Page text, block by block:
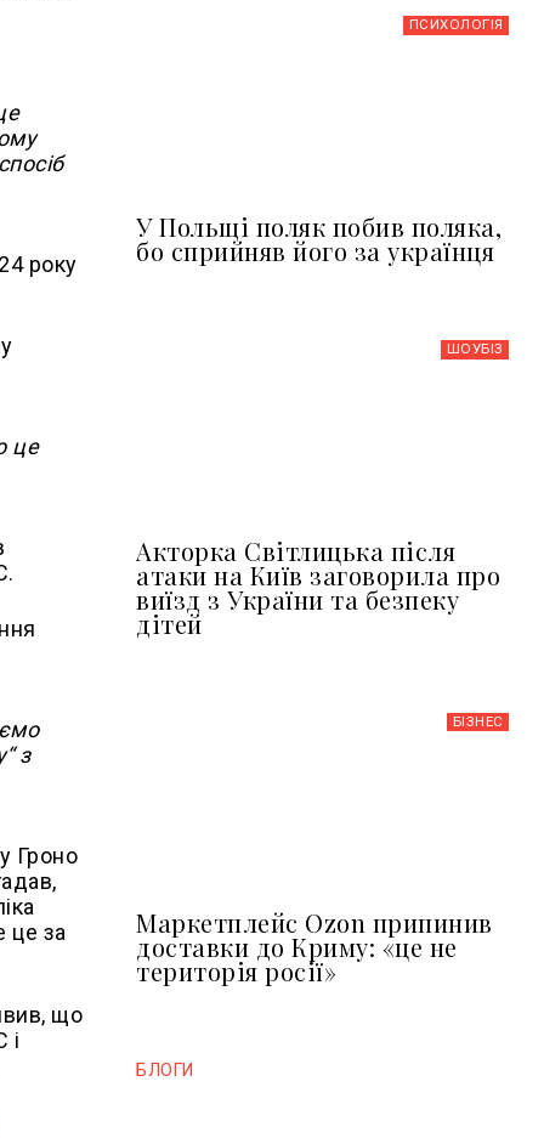
року
це
з
Гроно
це за
що
і
ПСИХОЛОГІЯ
У Польщі поляк побив поляка,
бо сприйняв його за українця
ШОУБIЗ
Акторка Світлицька після
атаки на Київ заговорила про
виїзд з України та безпеку
дітей
БІЗНЕС
Маркетплейс Ozon припинив
доставки до Криму: «це не
територія росії»
БЛОГИ